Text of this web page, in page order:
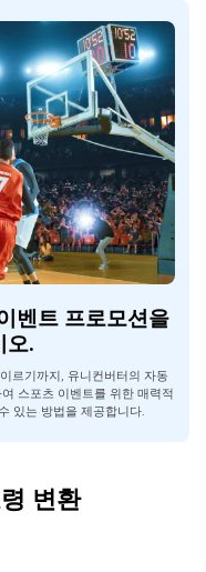
벤트 프로모션을
오.
르기까지, 유니컨버터의 자동
스포츠 이벤트를 위한 매력적
있는 방법을 제공합니다.
변환